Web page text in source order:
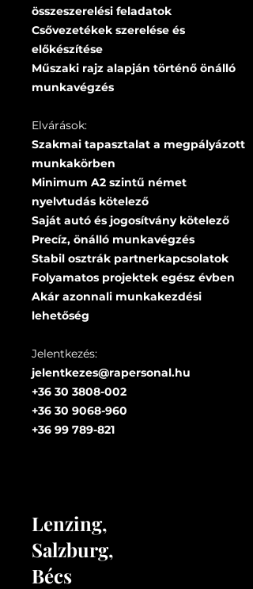
összeszerelési feladatok
Csővezetékek szerelése és
előkészítése
Műszaki rajz alapján történő önálló
munkavégzés
Elvárások:
Szakmai tapasztalat a megpályázott
munkakörben
Minimum A2 szintű német
nyelvtudás kötelező
Saját autó és jogosítvány kötelező
Precíz, önálló munkavégzés
Stabil osztrák partnerkapcsolatok
Folyamatos projektek egész évben
Akár azonnali munkakezdési
lehetőség
Jelentkezés:
jelentkezes@rapersonal.hu
+36 30 3808-002
+36 30 9068-960
+36 99 789-821
Lenzing,
Salzburg,
Bécs